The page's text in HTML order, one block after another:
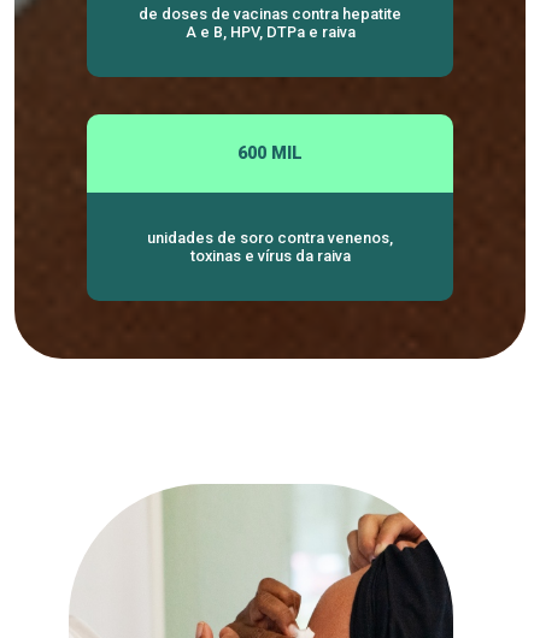
de doses de vacinas contra hepatite
A e B, HPV, DTPa e raiva
600 MIL
unidades de soro contra venenos,
toxinas e vírus da raiva